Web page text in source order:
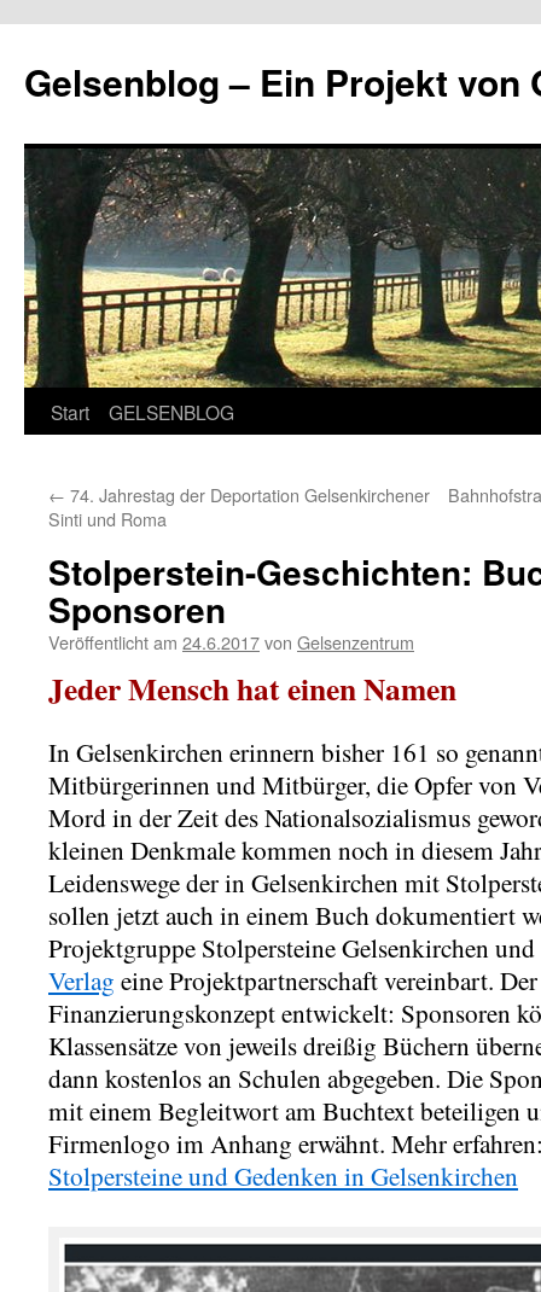
springen
Gelsenblog – Ein Projekt von
Start GELSENBLOG
← 74. Jahrestag der Deportation Gelsenkirchener
Sinti und Roma
Stolperstein-Geschichten:
Sponsoren
Veröffentlicht am 24.6.2017von Gelsenzentrum
Jeder Mensch hat einen Namen
In Gelsenkirchen erinnern bisher 161 so
Mitbürgerinnen und Mitbürger, die Opfer von
Mord in der Zeit des Nationalsozialismus
kleinen Denkmale kommen noch in diesem
Leidenswege der in Gelsenkirchen mit
sollen jetzt auch in einem Buch dokumentiert
Projektgruppe Stolpersteine Gelsenkirchen
Verlag eine Projektpartnerschaft vereinbart.
Finanzierungskonzept entwickelt: Sponsoren
Klassensätze von jeweils dreißig Büchern
dann kostenlos an Schulen abgegeben. Die
mit einem Begleitwort am Buchtext beteiligen
Firmenlogo im Anhang erwähnt. Mehr
Stolpersteine und Gedenken in Gelsenkirchen